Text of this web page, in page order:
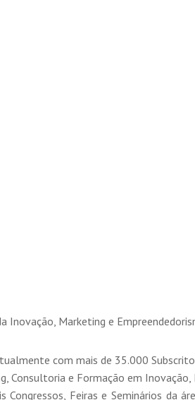
Inovação, Marketing e
com mais de 35.000
Consultoria e Formação em
Feiras e Seminários da